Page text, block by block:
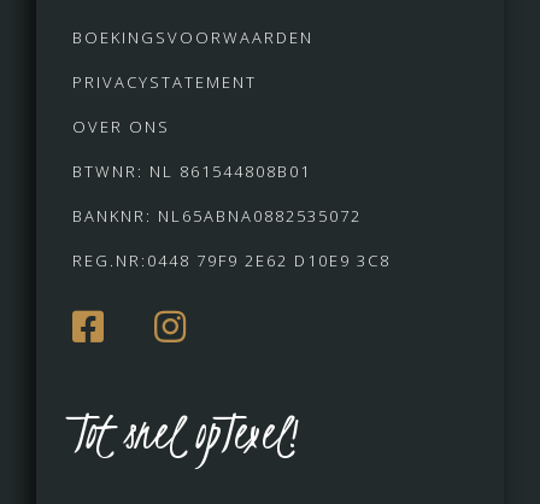
BOEKINGSVOORWAARDEN
PRIVACYSTATEMENT
OVER ONS
BTWNR: NL 861544808B01
BANKNR: NL65ABNA0882535072
REG.NR:0448 79F9 2E62 D10E9 3C8
Tot snel opTexel!